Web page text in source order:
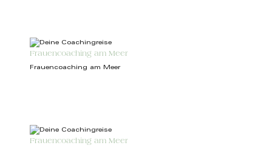
Frauencoaching am Meer
Frauencoaching am Meer
Frauencoaching am Meer